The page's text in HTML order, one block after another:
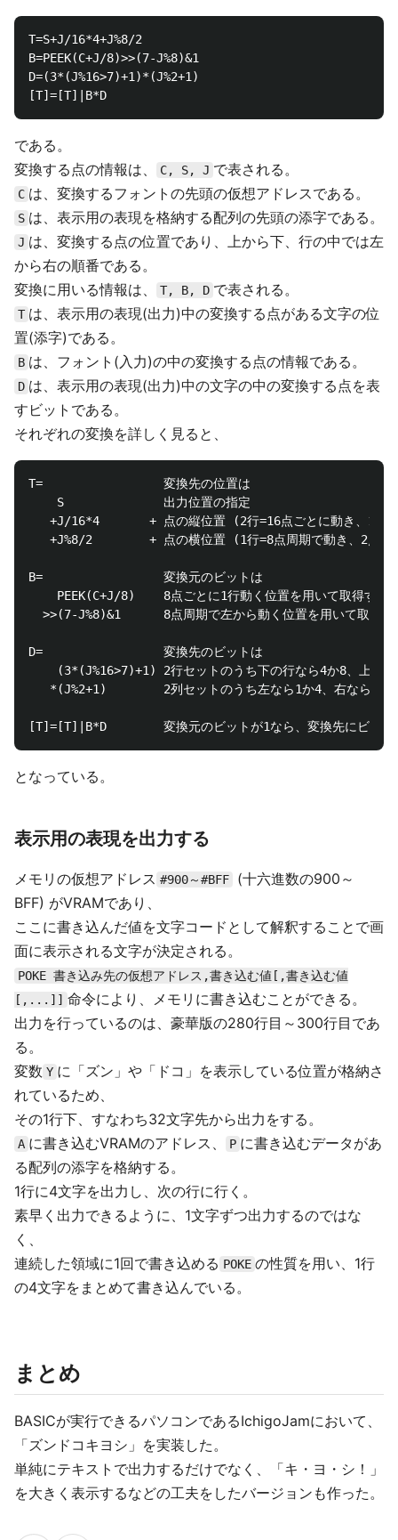
T=S+J/16*4+J%8/2
B=PEEK(C+J/8)>>(7-J%8)&1
D=(3*(J%16>7)+1)*(J%2+1)
である。
変換する点の情報は、
C, S, J で表される。
C は、変換するフォントの先頭の仮想アドレスである。
S は、表示用の表現を格納する配列の先頭の添字である。
J は、変換する点の位置であり、上から下、行の中では左
から右の順番である。
変換に用いる情報は、
T, B, D で表される。
T は、表示用の表現(出力)中の変換する点がある文字の位
置(添字)である。
B は、フォント(入力)の中の変換する点の情報である。
D は、表示用の表現(出力)中の文字の中の変換する点を表
すビットである。
それぞれの変換を詳しく見ると、
T=                 変換先の位置は
    S              出力位置の指定
+J/16*4       + 点の縦位置 (2行=16点ごとに動き、1行
+J%8/2        + 点の横位置 (1行=8点周期で動き、2点で
B=                 変換元のビットは
PEEK(C+J/8)    8点ごとに1行動く位置を用いて取得する
>>(7-J%8)&1      8点周期で左から動く位置を用いて取得す
D=                 変換先のビットは
(3*(J%16>7)+1) 2行セットのうち下の行なら4か8、上の
   *(J%2+1)        2列セットのうち左なら1か4、右なら2か8
となっている。
表示用の表現を出力する
メモリの仮想アドレス #900～#BFF
(十六進数の900～
BFF) がVRAMであり、
ここに書き込んだ値を文字コードとして解釈することで画
面に表示される文字が決定される。
POKE 書き込み先の仮想アドレス,書き込む値[,書き込む値
[,...]] 命令により、メモリに書き込むことができる。
出力を行っているのは、豪華版の280行目～300行目であ
る。
変数 Y に「ズン」や「ドコ」を表示している位置が格納さ
れているため、
その1行下、すなわち32文字先から出力をする。
A に書き込むVRAMのアドレス、 P に書き込むデータがあ
る配列の添字を格納する。
1行に4文字を出力し、次の行に行く。
素早く出力できるように、1文字ずつ出力するのではな
く、
連続した領域に1回で書き込める POKE の性質を用い、1行
の4文字をまとめて書き込んでいる。
まとめ
BASICが実行できるパソコンであるIchigoJamにおいて、
「ズンドコキヨシ」を実装した。
単純にテキストで出力するだけでなく、「キ・ヨ・シ！」
を大きく表示するなどの工夫をしたバージョンも作った。